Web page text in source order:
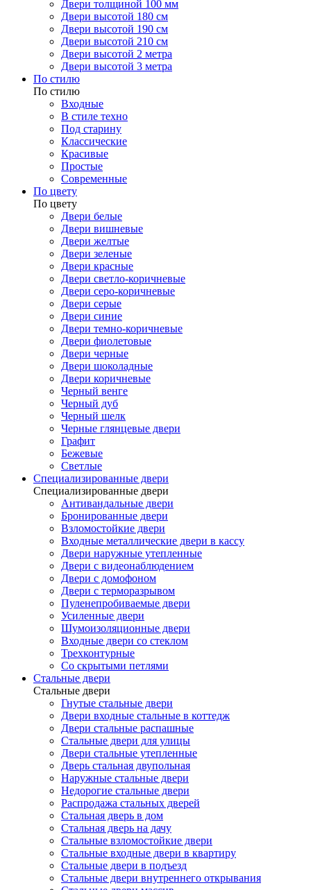
Двери толщиной 100 мм
Двери высотой 180 см
Двери высотой 190 см
Двери высотой 210 см
Двери высотой 2 метра
Двери высотой 3 метра
По стилю
По стилю
Входные
В стиле техно
Под старину
Классические
Красивые
Простые
Современные
По цвету
По цвету
Двери белые
Двери вишневые
Двери желтые
Двери зеленые
Двери красные
Двери светло-коричневые
Двери серо-коричневые
Двери серые
Двери синие
Двери темно-коричневые
Двери фиолетовые
Двери черные
Двери шоколадные
Двери коричневые
Черный венге
Черный дуб
Черный шелк
Черные глянцевые двери
Графит
Бежевые
Светлые
Специализированные двери
Специализированные двери
Антивандальные двери
Бронированные двери
Взломостойкие двери
Входные металлические двери в кассу
Двери наружные утепленные
Двери с видеонаблюдением
Двери с домофоном
Двери с терморазрывом
Пуленепробиваемые двери
Усиленные двери
Шумоизоляционные двери
Входные двери со стеклом
Трехконтурные
Со скрытыми петлями
Стальные двери
Стальные двери
Гнутые стальные двери
Двери входные стальные в коттедж
Двери стальные распашные
Стальные двери для улицы
Двери стальные утепленные
Дверь стальная двупольная
Наружные стальные двери
Недорогие стальные двери
Распродажа стальных дверей
Стальная дверь в дом
Стальная дверь на дачу
Стальные взломостойкие двери
Стальные входные двери в квартиру
Стальные двери в подъезд
Стальные двери внутреннего открывания